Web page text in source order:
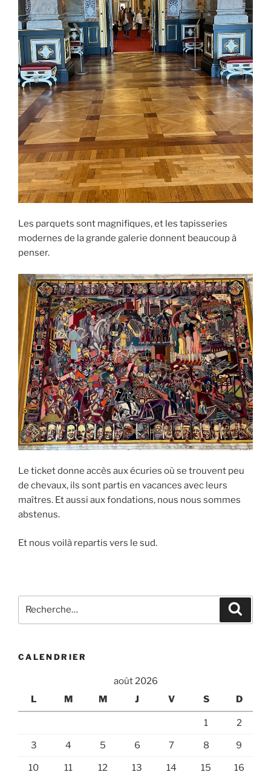
Les parquets sont magnifiques, et les tapisseries
modernes de la grande galerie donnent beaucoup à
penser.
Le ticket donne accès aux écuries où se trouvent peu
de chevaux, ils sont partis en vacances avec leurs
maîtres. Et aussi aux fondations, nous nous sommes
abstenus.
Et nous voilà repartis vers le sud.
pour
CALENDRIER
août 2026
L
M M J V S D
1 2
3 4 5 6 7 8 9
10 11 12 13 14 15 16